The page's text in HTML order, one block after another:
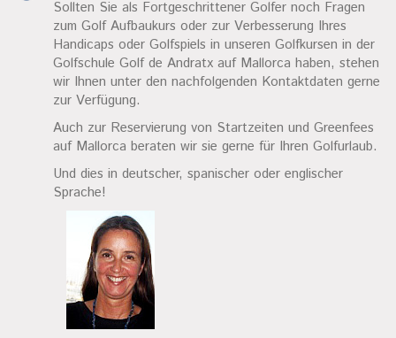
Sollten Sie als Fortgeschrittener Golfer noch Fragen
zum Golf Aufbaukurs oder zur Verbesserung Ihres
Handicaps oder Golfspiels in unseren Golfkursen in der
Golfschule Golf de Andratx auf Mallorca haben, stehen
wir Ihnen unter den nachfolgenden Kontaktdaten gerne
zur Verfügung.
Auch zur Reservierung von Startzeiten und Greenfees
auf Mallorca beraten wir sie gerne für Ihren Golfurlaub.
Und dies in deutscher, spanischer oder englischer
Sprache!